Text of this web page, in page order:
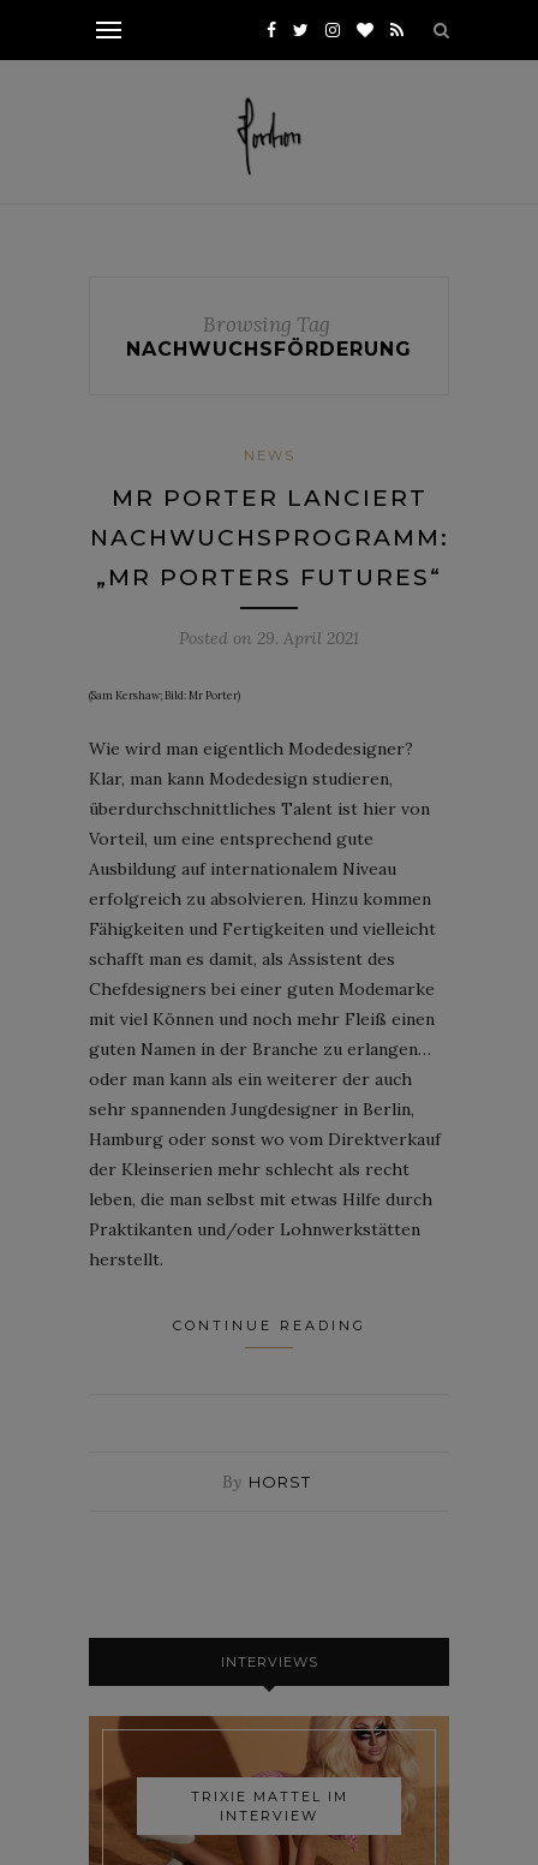
Browsing Tag
NACHWUCHSFÖRDERUNG
NEWS
MR PORTER LANCIERT
NACHWUCHSPROGRAMM:
„MR PORTERS FUTURES“
Posted on 29. April 2021
(Sam Kershaw; Bild: Mr Porter)
Wie wird man eigentlich Modedesigner?
Klar, man kann Modedesign studieren,
überdurchschnittliches Talent ist hier von
Vorteil, um eine entsprechend gute
Ausbildung auf internationalem Niveau
erfolgreich zu absolvieren. Hinzu kommen
Fähigkeiten und Fertigkeiten und vielleicht
schafft man es damit, als Assistent des
Chefdesigners bei einer guten Modemarke
mit viel Können und noch mehr Fleiß einen
guten Namen in der Branche zu erlangen…
oder man kann als ein weiterer der auch
sehr spannenden Jungdesigner in Berlin,
Hamburg oder sonst wo vom Direktverkauf
der Kleinserien mehr schlecht als recht
leben, die man selbst mit etwas Hilfe durch
Praktikanten und/oder Lohnwerkstätten
herstellt.
CONTINUE READING
By HORST
INTERVIEWS
TRIXIE MATTEL IM
INTERVIEW